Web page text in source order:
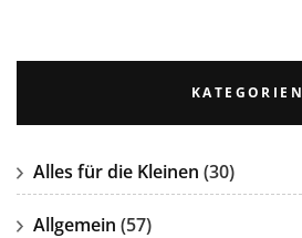
KATEGORIEN
Alles für die Kleinen (30)
Allgemein (57)